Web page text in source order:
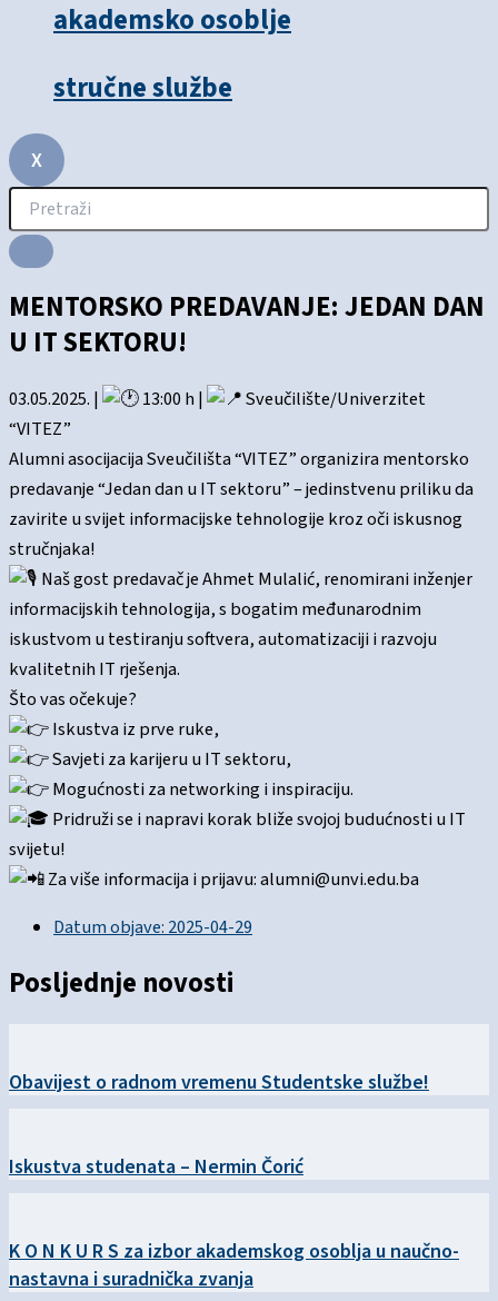
akademsko osoblje
stručne službe
X
MENTORSKO PREDAVANJE: JEDAN DAN
U IT SEKTORU!
03.05.2025. | 13:00 h |
Sveučilište/Univerzitet
“VITEZ”
Alumni asocijacija Sveučilišta “VITEZ” organizira mentorsko
predavanje “Jedan dan u IT sektoru” – jedinstvenu priliku da
zavirite u svijet informacijske tehnologije kroz oči iskusnog
stručnjaka!
Naš gost predavač je Ahmet Mulalić, renomirani inženjer
informacijskih tehnologija, s bogatim međunarodnim
iskustvom u testiranju softvera, automatizaciji i razvoju
kvalitetnih IT rješenja.
Što vas očekuje?
Iskustva iz prve ruke,
Savjeti za karijeru u IT sektoru,
Mogućnosti za networking i inspiraciju.
Pridruži se i napravi korak bliže svojoj budućnosti u IT
svijetu!
Za više informacija i prijavu: alumni@unvi.edu.ba
Datum objave:2025-04-29
Posljednje novosti
Obavijest o radnom vremenu Studentske službe!
Iskustva studenata – Nermin Čorić
K O N K U R S za izbor akademskog osoblja u naučno-
nastavna i suradnička zvanja